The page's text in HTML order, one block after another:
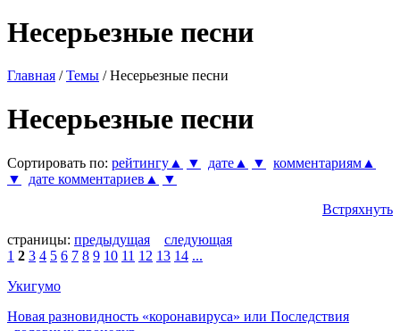
Несерьезные песни
Главная /Темы / Несерьезные песни
Несерьезные песни
Сортировать по: рейтингу▲ ▼ дате▲ ▼
комментариям▲
▼
дате комментариев▲
▼
Встряхнуть
страницы: предыдущая
следующая
1 2 3 4 5 6 7 8 9 10 11 12 13 14 ...
Укигумо
Новая разновидность «коронавируса» или Последствия